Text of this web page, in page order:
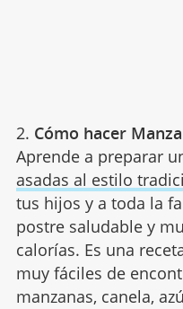
2. Cómo hacer
Aprende a preparar
asadas al estilo
tus hijos y a toda la
postre saludable y
calorías. Es una
muy fáciles de
manzanas, canela,